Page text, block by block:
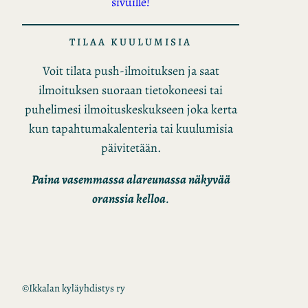
TILAA KUULUMISIA
Voit tilata push-ilmoituksen ja saat
ilmoituksen suoraan tietokoneesi tai
puhelimesi ilmoituskeskukseen joka kerta
kun tapahtumakalenteria tai kuulumisia
päivitetään.
Paina vasemmassa alareunassa näkyvää
oranssia kelloa.
©Ikkalan kyläyhdistys ry